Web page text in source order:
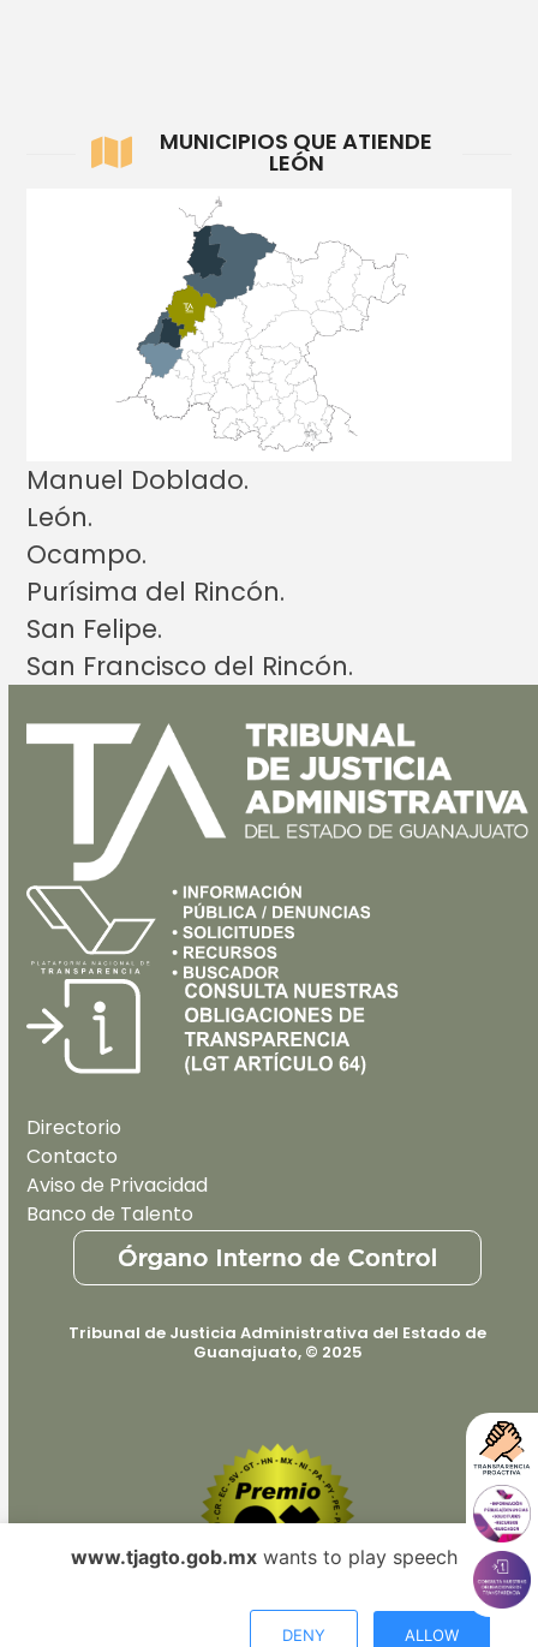
MUNICIPIOS QUE ATIENDE
LEÓN
Manuel Doblado.
León.
Ocampo.
Purísima del Rincón.
San Felipe.
San Francisco del Rincón.
Directorio
Contacto
Aviso de Privacidad
Banco de Talento
Tribunal de Justicia Administrativa del Estado de
Guanajuato, © 2025
Web premiada con el Premio Internacional OX
www.tjagto.gob.mx wants to play speech
DENY ALLOW